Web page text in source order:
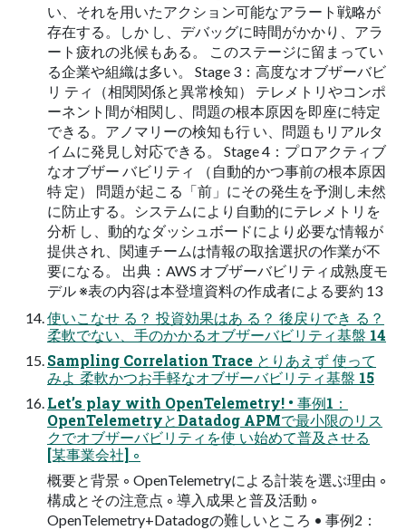
い、それを用いたアクション可能なアラート戦略が
存在する。しか し、デバッグに時間がかかり、アラ
ート疲れの兆候もある。 このステージに留まってい
る企業や組織は多い。 Stage 3：高度なオブザーバビ
リ ティ（相関関係と異常検知） テレメトリやコンポ
ーネント間が相関し、問題の根本原因を即座に特定
できる。アノマリーの検知も行 い、問題もリアルタ
イムに発見し対応できる。 Stage 4：プロアクティブ
なオブザー バビリティ （自動的かつ事前の根本原因
特 定） 問題が起こる「前」にその発生を予測し未然
に防止する。システムにより自動的にテレメトリを
分析 し、動的なダッシュボードにより必要な情報が
提供され、関連チームは情報の取捨選択の作業が不
要になる。 出典：AWS オブザーバビリティ成熟度モ
デル ※表の内容は本登壇資料の作成者による要約 13
使いこなせ る？ 投資効果はあ る？ 後戻りでき る？
柔軟でない、手のかかるオブザーバビリティ基盤 14
Sampling Correlation Trace とりあえず 使って
みよ 柔軟かつお手軽なオブザーバビリティ基盤 15
Let’s play with OpenTelemetry! • 事例1：
OpenTelemetryとDatadog APMで最小限のリス
クでオブザーバビリティを使 い始めて普及させる
[某事業会社] ◦
概要と背景 ◦ OpenTelemetryによる計装を選ぶ理由 ◦
構成とその注意点 ◦ 導入成果と普及活動 ◦
OpenTelemetry+Datadogの難しいところ • 事例2：